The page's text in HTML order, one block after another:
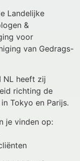
Landelijke
&
voor
van Gedrags-
NL heeft zij
richting de
Tokyo en Parijs.
je vinden op: